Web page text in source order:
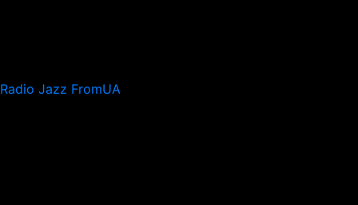
Radio Jazz FromUA